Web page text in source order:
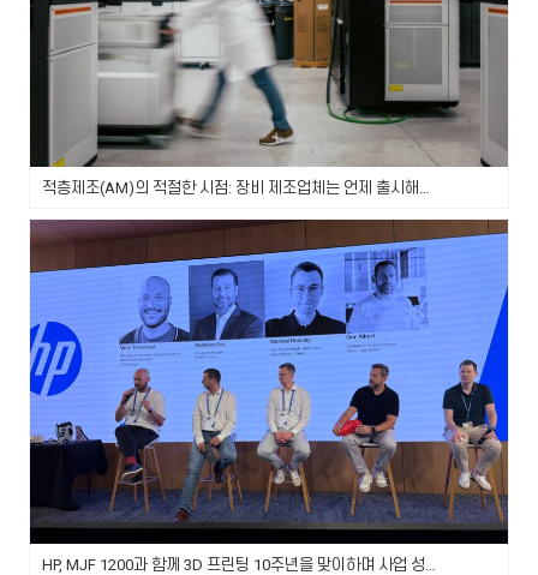
적층제조(AM)의 적절한 시점: 장비 제조업체는 언제 출시해야 하며, AM 사용자는 언제 투자해야 하는가
HP, MJF 1200과 함께 3D 프린팅 10주년을 맞이하며 사업 성장 가속